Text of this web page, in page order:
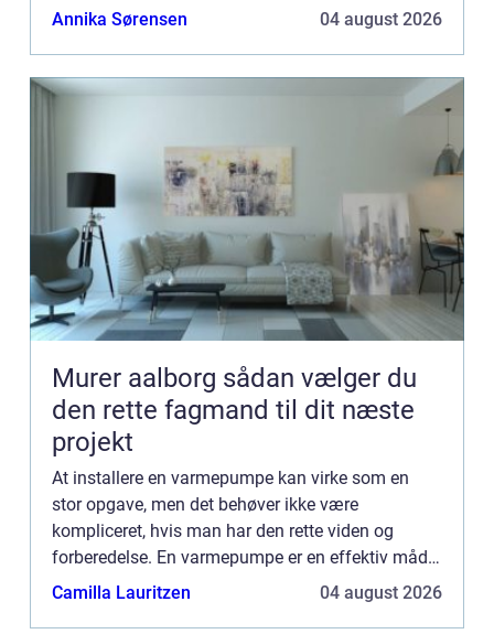
at reducere energiforbruget på og samtidig
Annika Sørensen 04 august 2026
Murer aalborg sådan vælger du
den rette fagmand til dit næste
projekt
At installere en varmepumpe kan virke som en
stor opgave, men det behøver ikke være
kompliceret, hvis man har den rette viden og
forberedelse. En varmepumpe er en effektiv måde
at reducere energiforbruget på og samtidig
Camilla Lauritzen 04 august 2026